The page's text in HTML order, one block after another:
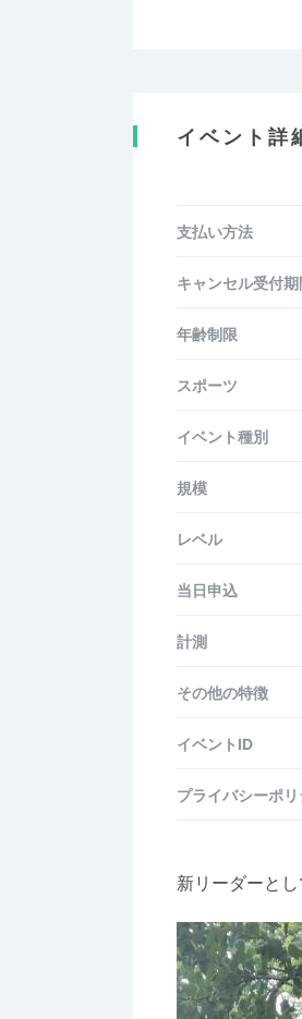
イベント詳
支払い方法
キャンセル受付期
年齢制限
スポーツ
イベント種別
規模
レベル
当日申込
計測
その他の特徴
イベントID
プライバシーポ
新リーダーと